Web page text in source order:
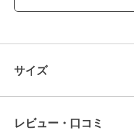
ハンドルはハンドステッチ
●ポケット数 内側：パッチポ
カフェでのブランチやオフ
サイズ
レビュー・口コミ